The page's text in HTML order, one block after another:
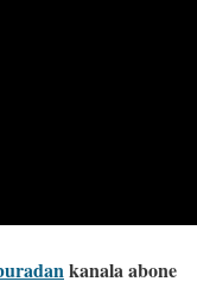
kanala abone